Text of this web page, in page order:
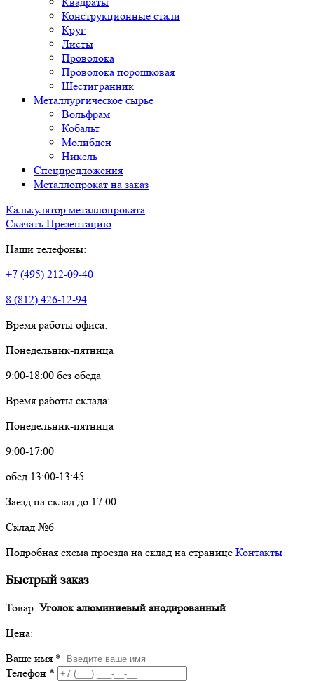
Конструкционные стали
Круг
Листы
Проволока
Проволока порошковая
Шестигранник
Металлургическое сырьё
Вольфрам
Кобальт
Молибден
Никель
Спецпредложения
Металлопрокат на заказ
Калькулятор металлопроката
Скачать Презентацию
Наши телефоны:
+7 (495) 212-09-40
8 (812) 426-12-94
Время работы офиса:
Понедельник-пятница
9:00-18:00 без обеда
Время работы склада:
Понедельник-пятница
9:00-17:00
обед 13:00-13:45
Заезд на склад до 17:00
Склад №6
Подробная схема проезда на склад на странице Контакты
Быстрый заказ
Товар: Уголок алюминиевый анодированный
Цена:
Ваше имя *
Телефон *